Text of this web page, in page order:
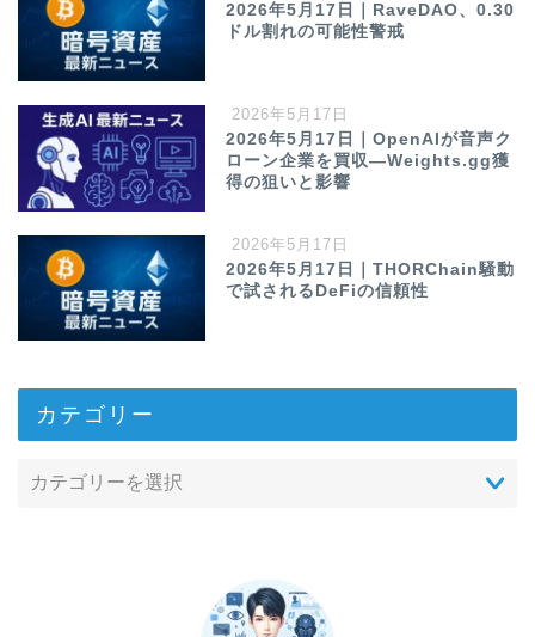
2026年5月17日｜RaveDAO、0.30
ドル割れの可能性警戒
2026年5月17日
2026年5月17日｜OpenAIが音声ク
ローン企業を買収—Weights.gg獲
得の狙いと影響
2026年5月17日
2026年5月17日｜THORChain騒動
で試されるDeFiの信頼性
カテゴリー